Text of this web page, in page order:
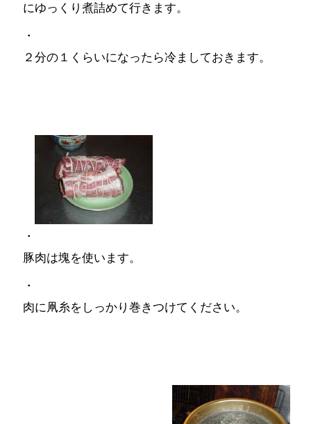
にゆっくり煮詰めて行きます。
・
２分の１くらいになったら冷ましておきます。
・
豚肉は塊を使います。
・
肉に凧糸をしっかり巻きつけてください。